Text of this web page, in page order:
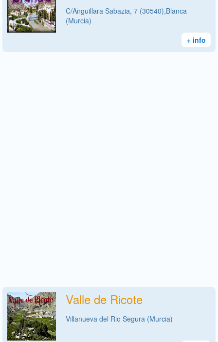
C/Anguillara Sabazia, 7 (30540),Blanca
(Murcia)
+ info
Valle de Ricote
Villanueva del Rio Segura (Murcia)